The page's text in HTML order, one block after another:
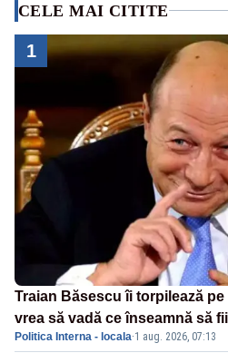
CELE MAI CITITE
1
Traian Băsescu îi torpilează
vrea să vadă ce înseamnă să
România
Politica Interna - locala·1 aug. 2026, 07:13